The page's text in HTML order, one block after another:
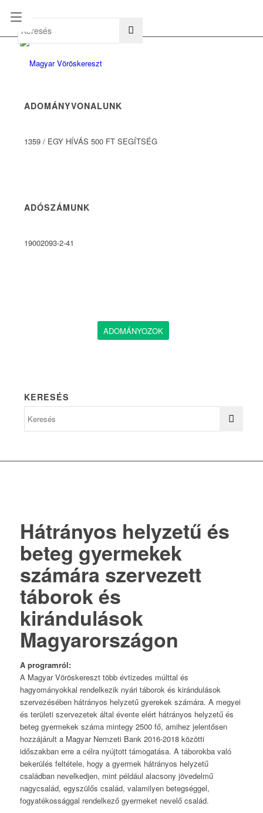
ADOMÁNYVONALUNK
1359 / EGY HÍVÁS 500 FT SEGÍTSÉG
ADÓSZÁMUNK
19002093-2-41
ADOMÁNYOZOK
KERESÉS
Hátrányos helyzetű és
beteg gyermekek
számára szervezett
táborok és
kirándulások
Magyarországon
A programról:
A Magyar Vöröskereszt több évtizedes múlttal és
hagyományokkal rendelkezik nyári táborok és kirándulások
szervezésében hátrányos helyzetű gyerekek számára. A megyei
és területi szervezetek által évente elért hátrányos helyzetű és
beteg gyermekek száma mintegy 2500 fő, amihez jelentősen
hozzájárult a Magyar Nemzeti Bank 2016-2018 közötti
időszakban erre a célra nyújtott támogatása. A táborokba való
bekerülés feltétele, hogy a gyermek hátrányos helyzetű
családban nevelkedjen, mint például alacsony jövedelmű
nagycsalád, egyszülős család, valamilyen betegséggel,
fogyatékossággal rendelkező gyermeket nevelő család.